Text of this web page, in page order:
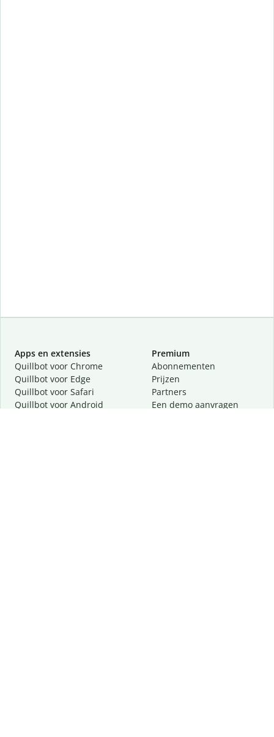
Apps en extensies
Quillbot voor Chrome
Quillbot voor Edge
Quillbot voor Safari
Quillbot voor Android
Premium
Abonnementen
Prijzen
Partners
Een demo aanvragen